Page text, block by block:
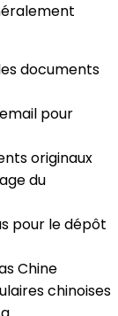
documents
pour
originaux
du
pour le dépôt
Chine
chinoises